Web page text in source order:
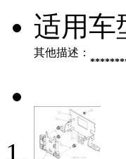
适用车
其他描述：